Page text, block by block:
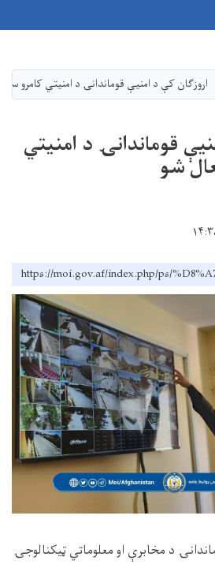
دانګل
اروزګان کې د امنیې قوماندانۍ د امنیتي کامرو
قوماندانۍ د امنیتي
شو
https://moi.gov.af/index.php/ps/
د مخابرې او معلوماتي ټیکنالوجۍ